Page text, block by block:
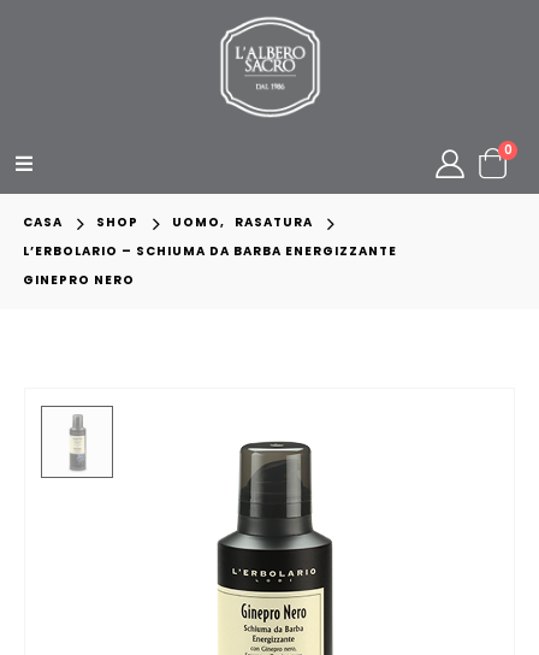
0
CASA SHOP UOMO,
RASATURA
L’ERBOLARIO – SCHIUMA DA BARBA ENERGIZZANTE
GINEPRO NERO